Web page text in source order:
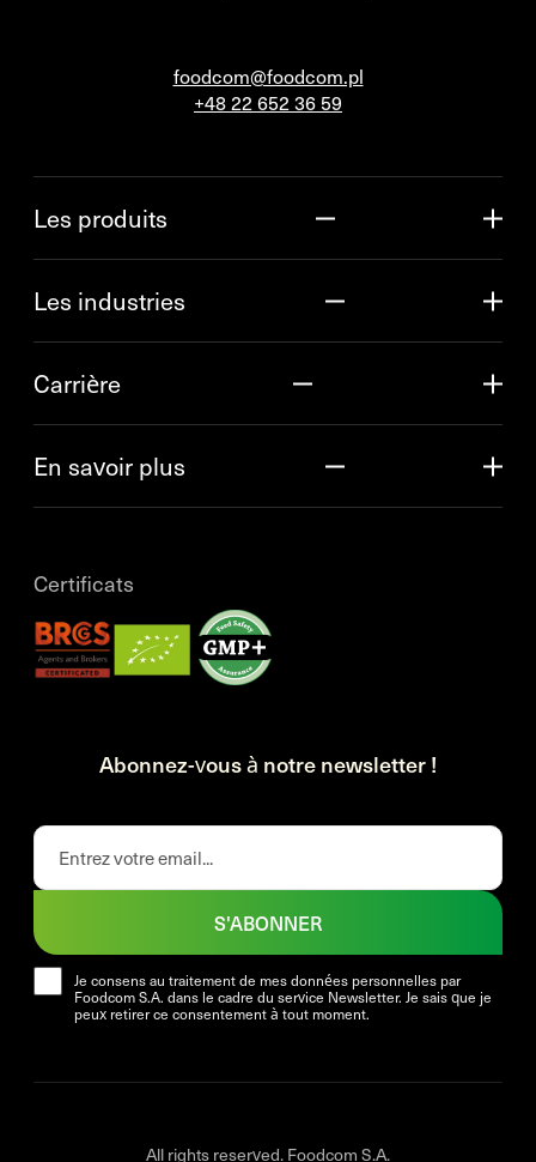
foodcom@foodcom.pl
+48 22 652 36 59
Les produits
Les industries
Carrière
En savoir plus
Certificats
Abonnez-vous à notre newsletter !
Je consens au traitement de mes données personnelles par
Foodcom S.A. dans le cadre du service Newsletter. Je sais que je
peux retirer ce consentement à tout moment.
S'ABONNER
All rights reserved. Foodcom S.A.